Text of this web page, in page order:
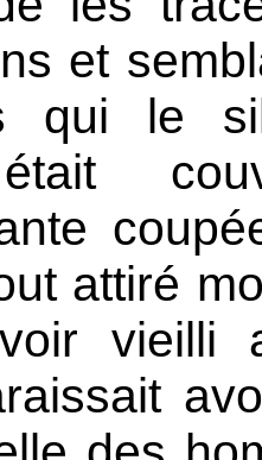
et
qui le
attiré
vieilli